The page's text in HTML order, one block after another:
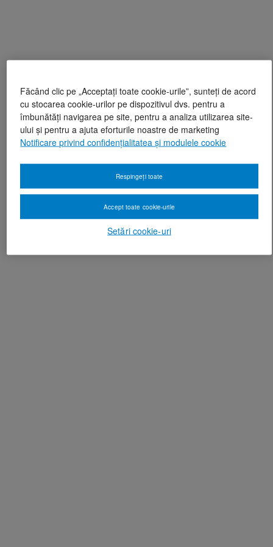
Făcând clic pe „Acceptați toate cookie-urile”, sunteți de acord
cu stocarea cookie-urilor pe dispozitivul dvs. pentru a
îmbunătăți navigarea pe site, pentru a analiza utilizarea site-
ului și pentru a ajuta eforturile noastre de marketing
Notificare privind confidențialitatea și modulele cookie
Setări cookie-uri
Respingeți toate
Accept toate cookie-urile